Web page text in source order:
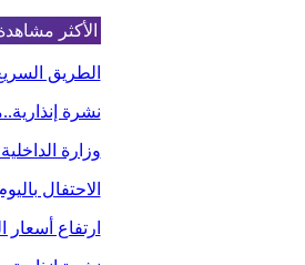
الأكثر
الطريق
نشرة
وزارة
الاحتفال
ارتفاع